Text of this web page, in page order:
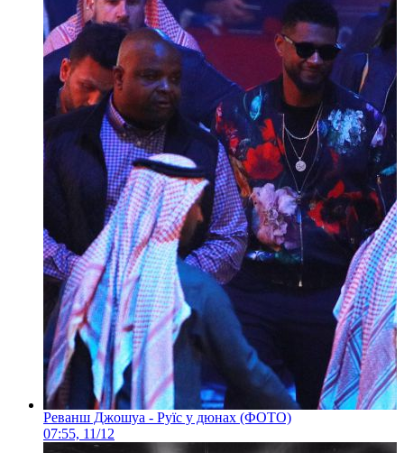
Реванш Джошуа - Руїс у дюнах (ФОТО)
07:55, 11/12